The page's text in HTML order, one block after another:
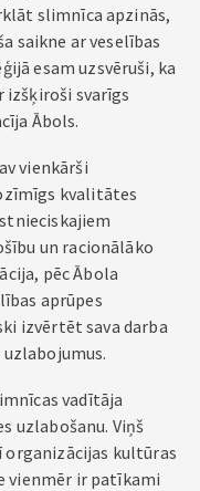
slimnīca apzinās,
saikne ar veselības
esam uzsvēruši, ka
izšķiroši svarīgs
Ābols.
vienkārši
kvalitātes
un racionālāko
pēc Ābola
aprūpes
izvērtēt sava darba
vadītāja
uzlabošanu. Viņš
organizācijas kultūras
vienmēr ir patīkami